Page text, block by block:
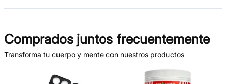
Comprados juntos frecuentemente
Transforma tu cuerpo y mente con nuestros productos